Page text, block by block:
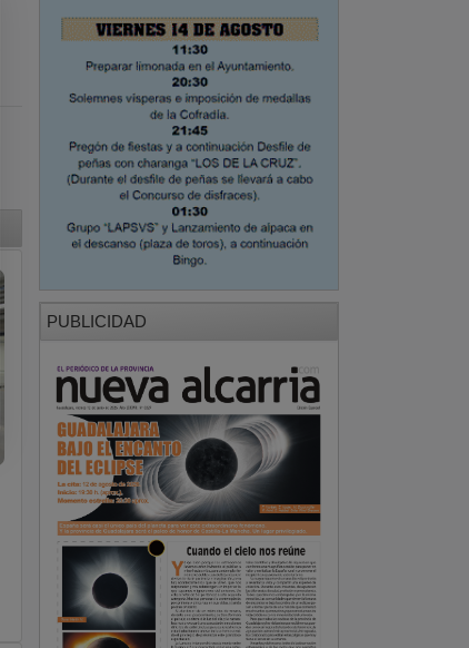
PUBLICIDAD